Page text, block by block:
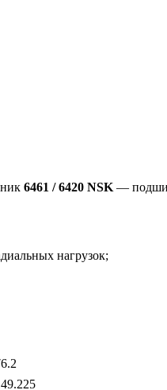
6461 / 6420 NSK —
нагрузок;